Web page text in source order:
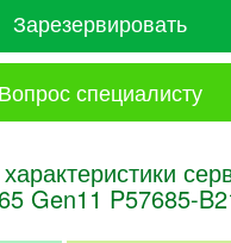
Зарезервировать
Вопрос специалисту
Gen11 P57685-